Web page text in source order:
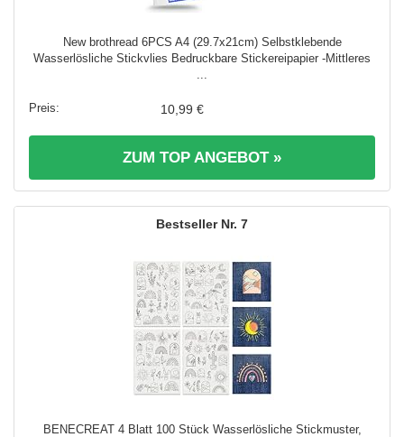
New brothread 6PCS A4 (29.7x21cm) Selbstklebende
Wasserlösliche Stickvlies Bedruckbare Stickereipapier -Mittleres
10,99 €
ZUM TOP ANGEBOT »
7
BENECREAT 4 Blatt 100 Stück Wasserlösliche Stickmuster,